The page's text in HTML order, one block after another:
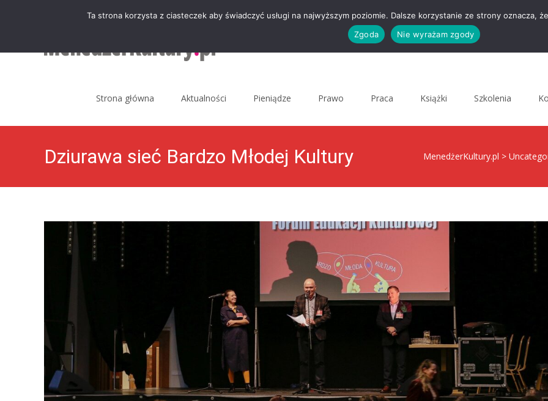
Strona główna Aktualności Pieniądze Prawo Praca Książki Szkolenia
Dziurawa sieć Bardzo Młodej Kultury MenedżerKultury.pl >
Ta strona korzysta z ciasteczek aby świadczyć usługi na najwyższym poziomie. Dalsze korzystanie ze strony oznacza,
Zgoda
Nie wyrażam zgody